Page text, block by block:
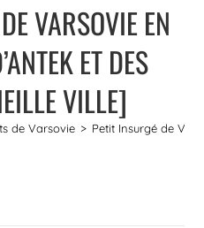
VARSOVIE EN
ET DES
VILLE]
de Varsovie > Petit Insurgé de